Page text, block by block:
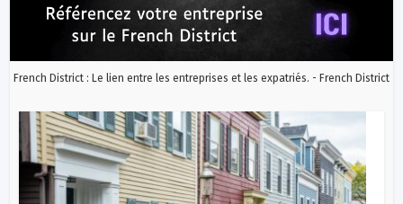
French District : Le lien entre les entreprises et les expatriés. - French District